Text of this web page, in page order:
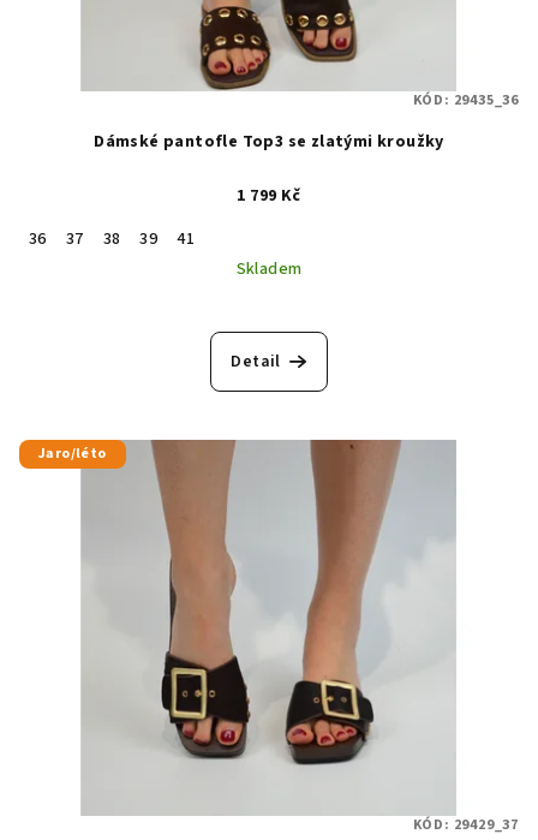
Dámské pantofle Top3 se zlatými kroužky
1 799 Kč
36
37 38 39
41
Skladem
Detail
KÓD: 29435_36
Jaro/léto
KÓD: 29429_37